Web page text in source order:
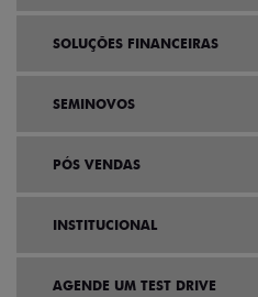
SOLUÇÕES FINANCEIRAS
SEMINOVOS
PÓS VENDAS
INSTITUCIONAL
AGENDE UM TEST DRIVE